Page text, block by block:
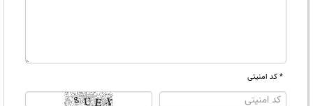
* کد امنیتی